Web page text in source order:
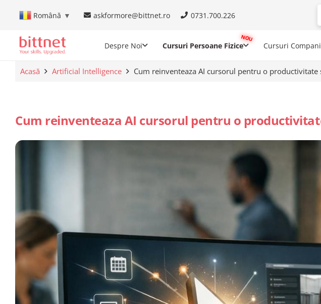
Română ▼ askformore@bittnet.ro 0731.700.226
Despre Noi Cursuri Persoane Fizice Cursuri
Acasă Artificial Intelligence Cum reinventeaza AI cursorul pentru o productivitate
Cum reinventeaza AI cursorul pentru o